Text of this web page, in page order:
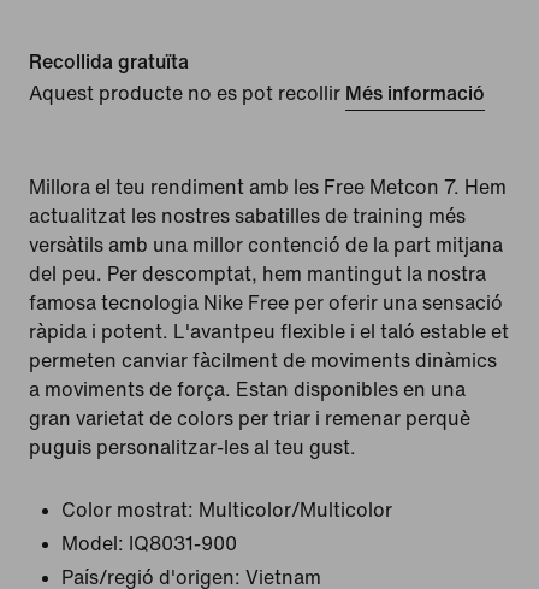
Recollida gratuïta
Aquest producte no es pot recollir Més informació
Millora el teu rendiment amb les Free Metcon 7. Hem
actualitzat les nostres sabatilles de training més
versàtils amb una millor contenció de la part mitjana
del peu. Per descomptat, hem mantingut la nostra
famosa tecnologia Nike Free per oferir una sensació
ràpida i potent. L'avantpeu flexible i el taló estable et
permeten canviar fàcilment de moviments dinàmics
a moviments de força. Estan disponibles en una
gran varietat de colors per triar i remenar perquè
puguis personalitzar-les al teu gust.
Color mostrat: Multicolor/Multicolor
Model:
IQ8031-900
País/regió d'origen: Vietnam